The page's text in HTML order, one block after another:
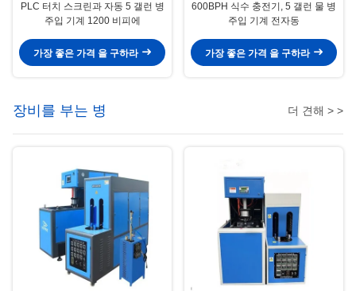
PLC 터치 스크린과 자동 5 갤런 병
주입 기계 1200 비피에
가장 좋은 가격 을 구하라
600BPH 식수 충전기, 5 갤런 물 병
주입 기계 전자동
가장 좋은 가격 을 구하라
장비를 부는 병 더 견해 > >